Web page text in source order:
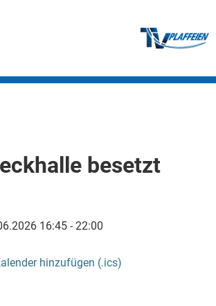
besetzt
16:45 - 22:00
hinzufügen (.ics)